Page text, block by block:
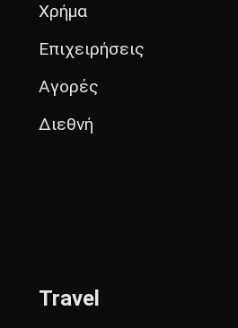
Χρήμα
Επιχειρήσεις
Αγορές
Διεθνή
Travel